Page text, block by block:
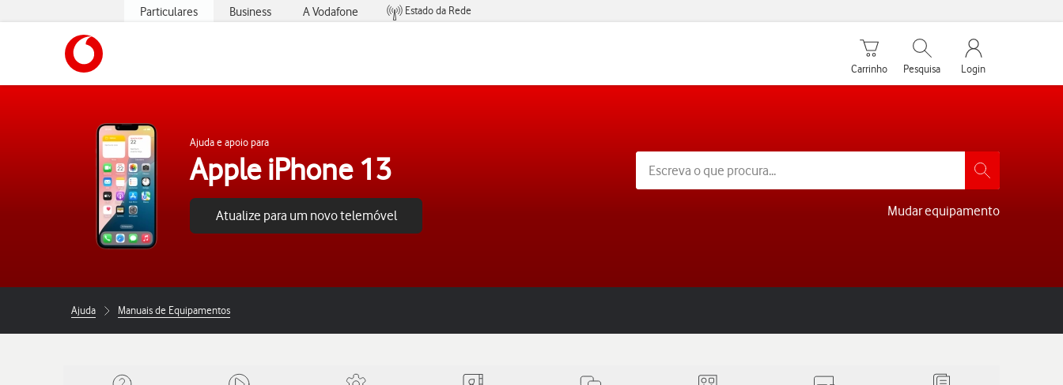
Particulares Business A Vodafone
Estado da Rede
Carrinho de compras
Carrinho
Pesquisar
Pesquisa
My Vodafone
Login
Ajuda e apoio para
Apple iPhone 13
Atualize para um novo telemóvel Mudar equipamento
Ajuda Manuais de Equipamentos